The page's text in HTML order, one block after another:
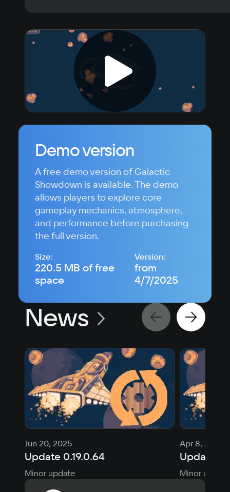
Demo version
A free demo version of Galactic
Showdown is available. The demo
allows players to explore core
gameplay mechanics, atmosphere,
and performance before purchasing
the full version.
Size:
220.5 MB of free
space
Version:
from
4/7/2025
News
Jun 20, 2025
Update 0.19.0.64
Minor update
Apr 8, 2025
Update
Minor update